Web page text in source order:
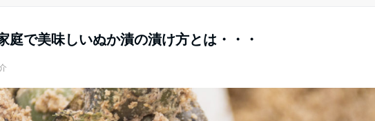
庭で美味しいぬか漬の漬け方とは・・・